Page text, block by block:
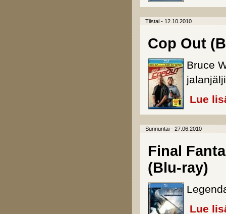
Tiistai - 12.10.2010
Cop Out
Bruce
Lue
Sunnuntai - 27.06.2010
Final
(Blu-ray)
Lue